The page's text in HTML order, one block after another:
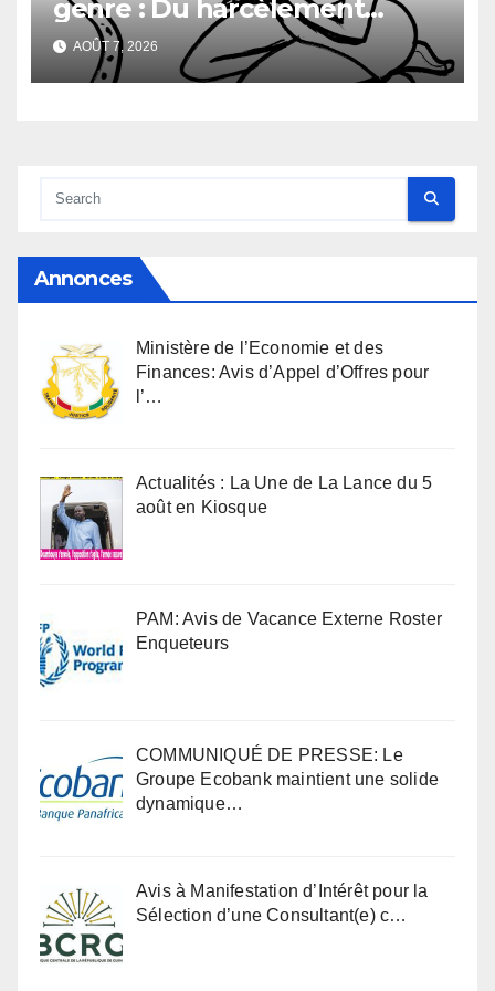
genre : Du harcèlement
sexuel
AOÛT 7, 2026
Annonces
Ministère de l’Economie et des
Finances: Avis d’Appel d’Offres pour
l’…
Actualités : La Une de La Lance du 5
août en Kiosque
PAM: Avis de Vacance Externe Roster
Enqueteurs
COMMUNIQUÉ DE PRESSE: Le
Groupe Ecobank maintient une solide
dynamique…
Avis à Manifestation d’Intérêt pour la
Sélection d’une Consultant(e) c…